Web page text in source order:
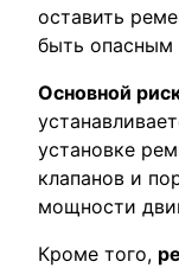
оставить
быть опасным
Основной
установке
клапанов и
мощности
Кроме того,